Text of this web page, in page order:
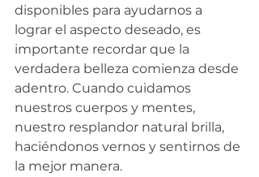
disponibles para ayudarnos a
lograr el aspecto deseado, es
importante recordar que la
verdadera belleza comienza desde
adentro. Cuando cuidamos
nuestros cuerpos y mentes,
nuestro resplandor natural brilla,
haciéndonos vernos y sentirnos de
la mejor manera.